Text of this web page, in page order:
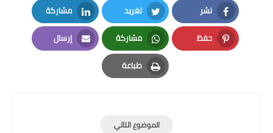
نشر
Facebook
تغريد
Twitter
مشاركة
LinkedIn
حفظ
Pinterest
مشاركة
Whatsapp
إرسال
Email
طباعة
Print
الموضوع التالي